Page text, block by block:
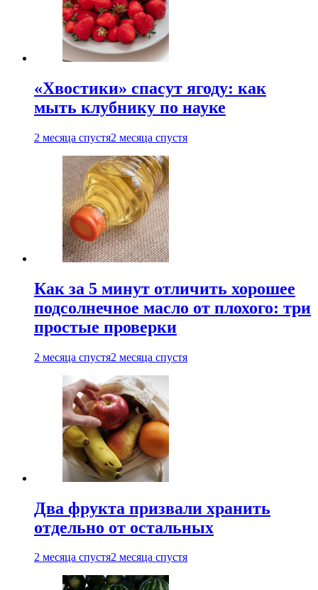
«Хвостики» спасут ягоду: как
мыть клубнику по науке
2 месяца спустя2 месяца спустя
Как за 5 минут отличить хорошее
подсолнечное масло от плохого: три
простые проверки
2 месяца спустя2 месяца спустя
Два фрукта призвали хранить
отдельно от остальных
2 месяца спустя2 месяца спустя